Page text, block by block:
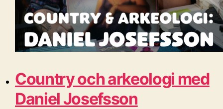
Country och arkeologi med
Daniel Josefsson